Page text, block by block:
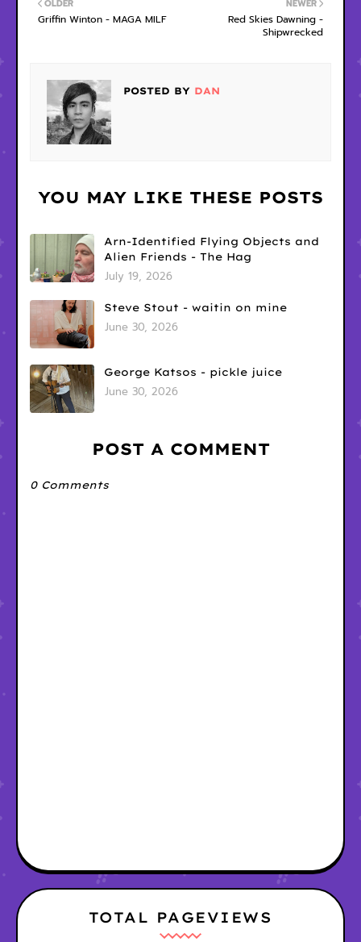
NEWER
Red Skies Dawning -
Shipwrecked
OLDER
Griffin Winton - MAGA MILF
POSTED BY DAN
YOU MAY LIKE THESE POSTS
Arn-Identified Flying Objects and
Alien Friends - The Hag
July 19, 2026
Steve Stout - waitin on mine
June 30, 2026
George Katsos - pickle juice
June 30, 2026
POST A COMMENT
0 Comments
TOTAL PAGEVIEWS